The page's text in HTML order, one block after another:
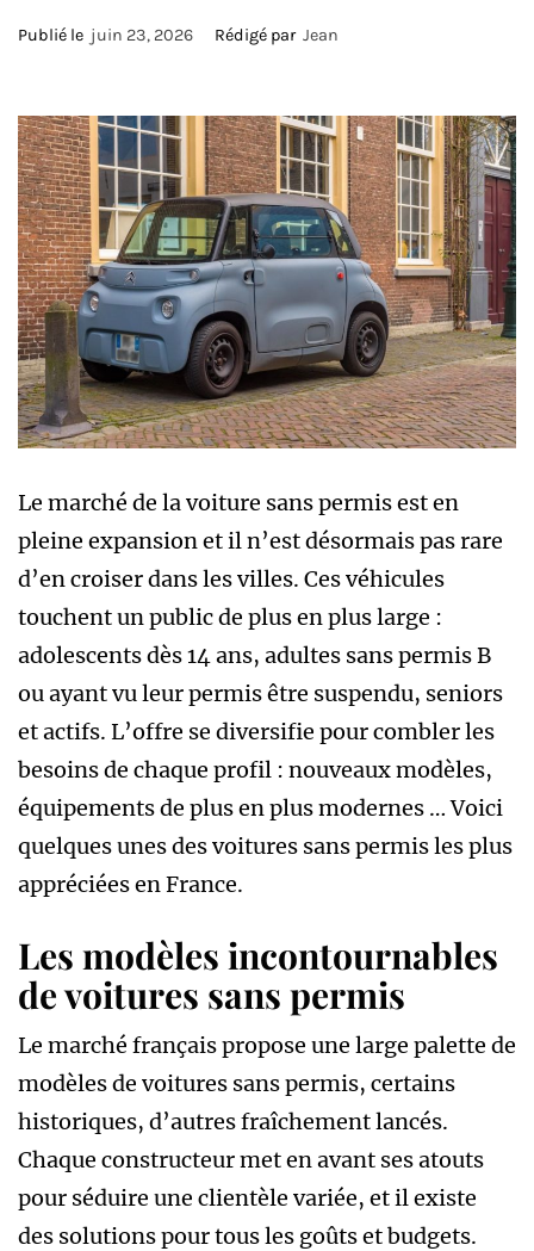
Publié le juin 23, 2026 Rédigé par Jean
Le marché de la voiture sans permis est en
pleine expansion et il n’est désormais pas rare
d’en croiser dans les villes. Ces véhicules
touchent un public de plus en plus large :
adolescents dès 14 ans, adultes sans permis B
ou ayant vu leur permis être suspendu, seniors
et actifs. L’offre se diversifie pour combler les
besoins de chaque profil : nouveaux modèles,
équipements de plus en plus modernes … Voici
quelques unes des voitures sans permis les plus
appréciées en France.
Les modèles incontournables
de voitures sans permis
Le marché français propose une large palette de
modèles de voitures sans permis, certains
historiques, d’autres fraîchement lancés.
Chaque constructeur met en avant ses atouts
pour séduire une clientèle variée, et il existe
des solutions pour tous les goûts et budgets.